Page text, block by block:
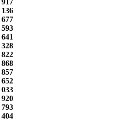
917
136
677
593
641
328
822
868
857
652
033
920
793
404